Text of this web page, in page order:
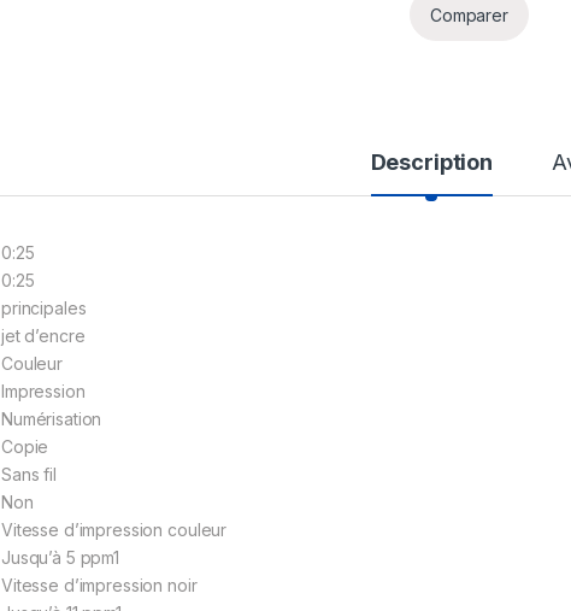
Comparer
Description
0:25
0:25
principales
jet d’encre
Couleur
Impression
Numérisation
Copie
Sans fil
Non
Vitesse d’impression couleur
Jusqu’à 5 ppm1
Vitesse d’impression noir